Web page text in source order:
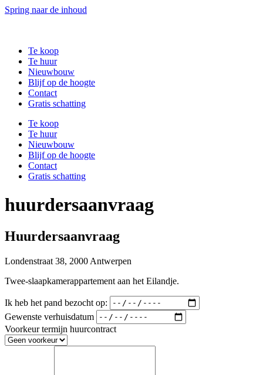
Spring naar de inhoud
Te koop
Te huur
Nieuwbouw
Blijf op de hoogte
Contact
Gratis schatting
Te koop
Te huur
Nieuwbouw
Blijf op de hoogte
Contact
Gratis schatting
huurdersaanvraag
Huurdersaanvraag
Londenstraat 38, 2000 Antwerpen
Twee-slaapkamerappartement aan het Eilandje.
Ik heb het pand bezocht op:
Gewenste verhuisdatum
Voorkeur termijn huurcontract